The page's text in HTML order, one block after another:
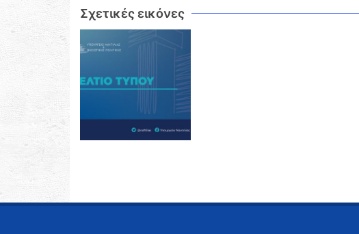
Σχετικές εικόνες